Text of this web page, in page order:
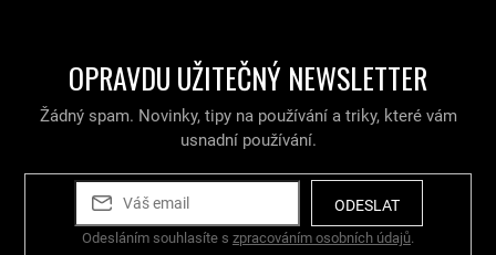
OPRAVDU UŽITEČNÝ NEWSLETTER
Žádný spam. Novinky, tipy na používání a triky, které vám
usnadní používání.
ODESLAT
Odesláním souhlasíte s zpracováním osobních údajů.